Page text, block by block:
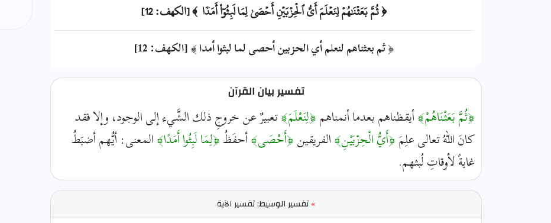
﴿ ثُمَّ بَعَثۡنَٰهُمۡ لِنَعۡلَمَ أَيُّ ٱلۡحِزۡبَيۡنِ أَحۡصَىٰ لِمَا لَبِثُوٓاْ أَمَدٗا ﴾ [الكهف: 12]
﴿ ثم بعثناهم لنعلم أي الحزبين أحصى لما لبثوا أمدا ﴾ [الكهف: 12]
تفسير بيان القرآن
﴿ثُمَّ بَعَثْنَاهُمْ﴾أيقظناهم بعدما أنمناهم﴿لِنَعْلَمَ﴾تعبيرٌ عن خروجِ ذلك الشَّيء إلى الوجود، وإلا فقد
كانَ اللهُ تعالى علِمَ﴿أَيُّ الْحِزْبَيْنِ﴾الفريقين﴿أَحْصَى﴾أحفَظُ﴿لِمَا لَبِثُوا أَمَدًا﴾المعنى: أيُّهم أضبَطُ
غايةً لأوقاتِ لُبثهم.
»تفسير الوسيط: تفسير الآية